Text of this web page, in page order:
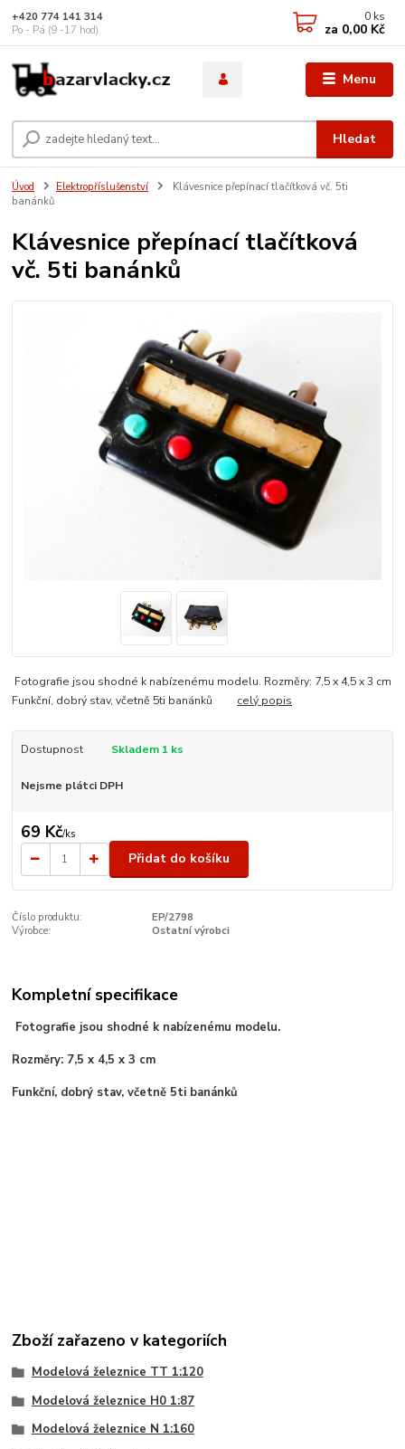
Menu
Hledat
+420 774 141 314
Po - Pá (9 -17 hod)
0 ks
za 0,00 Kč
Úvod Elektropříslušenství
Klávesnice přepínací tlačítková vč. 5ti
banánků
Klávesnice přepínací tlačítková
vč. 5ti banánků
Fotografie jsou shodné k nabízenému modelu. Rozměry: 7,5 x 4,5 x 3 cm
Funkční, dobrý stav, včetně 5ti banánků celý popis
Dostupnost Skladem 1 ks
Nejsme plátci DPH
69 Kč/ks
Přidat do košíku
Číslo produktu:
EP/2798
Výrobce:
Ostatní výrobci
Kompletní specifikace
Fotografie jsou shodné k nabízenému modelu.
Rozměry: 7,5 x 4,5 x 3 cm
Funkční, dobrý stav, včetně 5ti banánků
Zboží zařazeno v kategoriích
Modelová železnice TT 1:120
Modelová železnice H0 1:87
Modelová železnice N 1:160